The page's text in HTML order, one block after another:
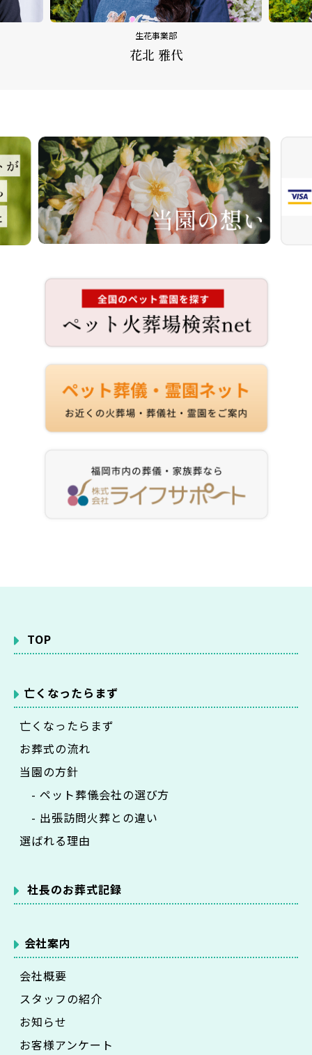
生花事業部
花北 雅代
TOP
亡くなったらまず
亡くなったらまず
お葬式の流れ
当園の方針
- ペット葬儀会社の選び方
- 出張訪問火葬との違い
選ばれる理由
社長のお葬式記録
会社案内
会社概要
スタッフの紹介
お知らせ
お客様アンケート